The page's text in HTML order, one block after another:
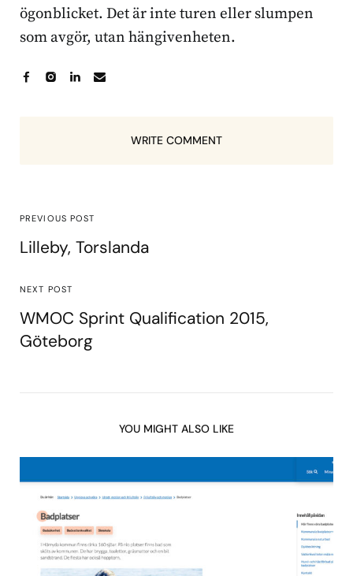
ögonblicket. Det är inte turen eller slumpen
som avgör, utan hängivenheten.
WRITE COMMENT
PREVIOUS POST
Lilleby, Torslanda
NEXT POST
WMOC Sprint Qualification 2015,
Göteborg
YOU MIGHT ALSO LIKE